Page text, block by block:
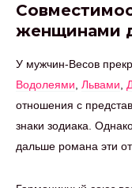
женщинами
У мужчин-Весов
Водолеями Львами
отношения с
знаки зодиака.
дальше романа эти